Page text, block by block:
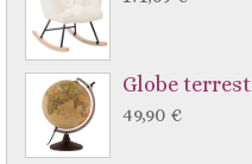
Globe
49,90 €